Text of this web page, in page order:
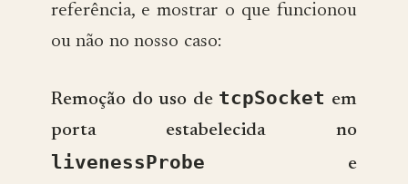
referência, e mostrar o que funcionou
ou não no nosso caso:
Remoção do uso de tcpSocket em
porta estabelecida no
livenessProbe e